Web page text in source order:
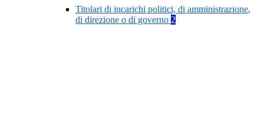
Titolari di incarichi politici, di amministrazione,
di direzione o di governo 2